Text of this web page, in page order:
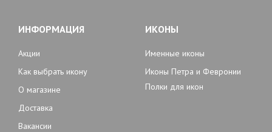
ИНФОРМАЦИЯ
Акции
Как выбрать икону
О магазине
Доставка
Вакансии
ИКОНЫ
Именные иконы
Иконы Петра и Февронии
Полки для икон